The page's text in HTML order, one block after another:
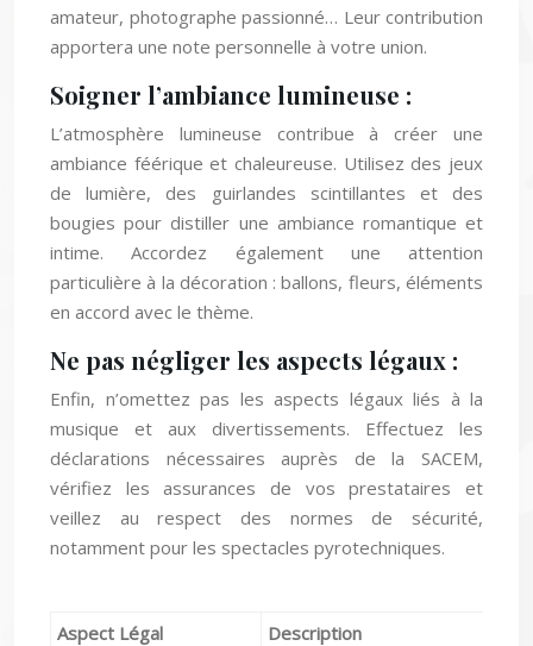
amateur, photographe passionné… Leur contribution
apportera une note personnelle à votre union.
Soigner l’ambiance lumineuse :
L’atmosphère lumineuse contribue à créer une
ambiance féérique et chaleureuse. Utilisez des jeux
de lumière, des guirlandes scintillantes et des
bougies pour distiller une ambiance romantique et
intime. Accordez également une attention
particulière à la décoration : ballons, fleurs, éléments
en accord avec le thème.
Ne pas négliger les aspects légaux :
Enfin, n’omettez pas les aspects légaux liés à la
musique et aux divertissements. Effectuez les
déclarations nécessaires auprès de la SACEM,
vérifiez les assurances de vos prestataires et
veillez au respect des normes de sécurité,
notamment pour les spectacles pyrotechniques.
Aspect Légal
Description